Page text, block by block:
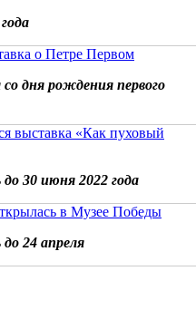
о Петре Первом
дня рождения первого
выставка «Как пуховый
30 июня 2022 года
в Музее Победы
24 апреля